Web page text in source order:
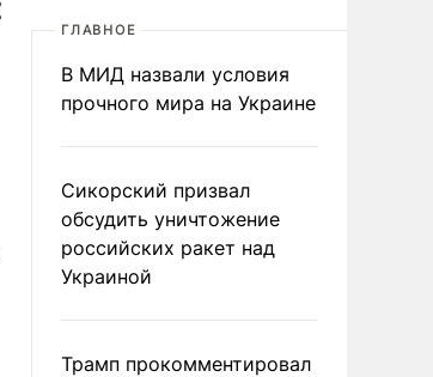
ГЛАВНОЕ
В МИД назвали условия
прочного мира на Украине
Сикорский призвал
обсудить уничтожение
российских ракет над
Украиной
Трамп прокомментировал